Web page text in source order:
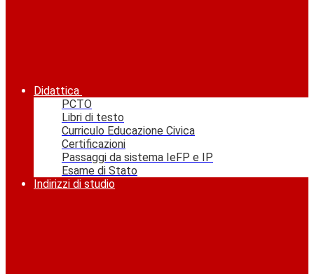
Didattica
PCTO
Libri di testo
Curriculo Educazione Civica
Certificazioni
Passaggi da sistema IeFP e IP
Esame di Stato
Indirizzi di studio